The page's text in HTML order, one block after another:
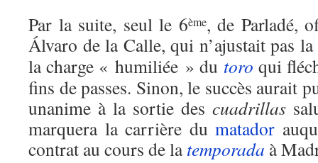
Par la suite, seul le 6ème, de Parladé,
Álvaro de la Calle, qui n’ajustait pas
la charge « humiliée » du toro qui
fins de passes. Sinon, le succès aurait
unanime à la sortie des cuadrillas
marquera la carrière dumatador
contrat au cours de latemporada à